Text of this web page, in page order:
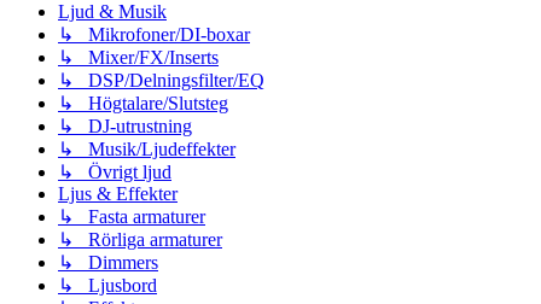
Ljud & Musik
↳ Mikrofoner/DI-boxar
↳ Mixer/FX/Inserts
↳ DSP/Delningsfilter/EQ
↳ Högtalare/Slutsteg
↳ DJ-utrustning
↳ Musik/Ljudeffekter
↳ Övrigt ljud
Ljus & Effekter
↳ Fasta armaturer
↳ Rörliga armaturer
↳ Dimmers
↳ Ljusbord